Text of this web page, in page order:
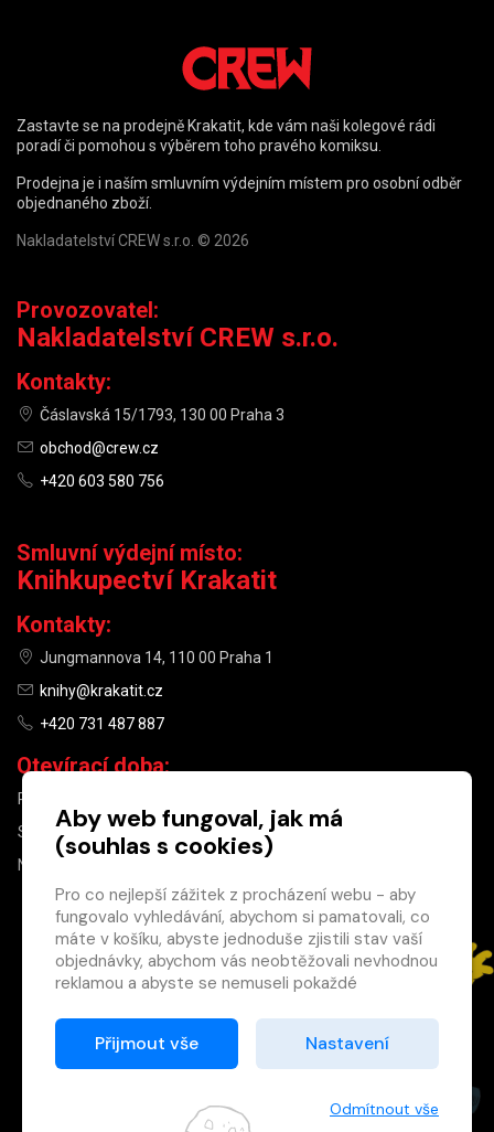
×
Máte u nás již
registrovaný
účet?
Registrací získáte slevu
na zboží ve výši 15 %
Zastavte se na prodejně Krakatit, kde vám naši kolegové rádi
poradí či pomohou s výběrem toho pravého komiksu.
Prodejna je i naším smluvním výdejním místem pro osobní odběr
objednaného zboží.
Nakladatelství CREW s.r.o. © 2026
Provozovatel:
Nakladatelství CREW s.r.o.
Kontakty:
Čáslavská 15/1793, 130 00 Praha 3
obchod@crew.cz
+420 603 580 756
Smluvní výdejní místo:
Knihkupectví Krakatit
Kontakty:
Jungmannova 14, 110 00 Praha 1
knihy@krakatit.cz
+420 731 487 887
Otevírací doba:
PO–PÁ
SO
10:00–13:00
NE
Zásady cookies
Aby web fungoval, jak má
(souhlas s cookies)
Pro co nejlepší zážitek z procházení webu - aby
fungovalo vyhledávání, abychom si pamatovali, co
máte v košíku, abyste jednoduše zjistili stav vaší
objednávky, abychom vás neobtěžovali nevhodnou
reklamou a abyste se nemuseli pokaždé
Proto od vás potřebujeme souhlas se
zpracováním souborů cookies
Děkujeme, že nám ho dáte a pomůžete nám tak
Přijmout vše Nastavení
Odmítnout vše